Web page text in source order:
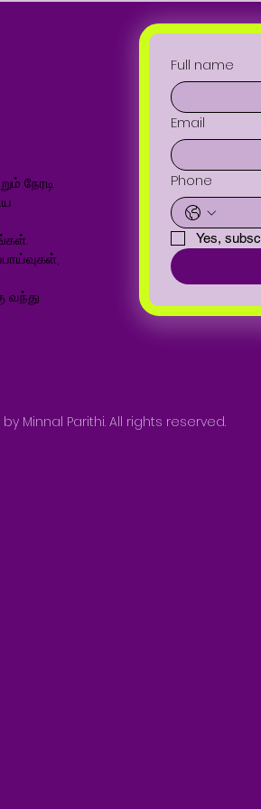
நேரடி
வந்து
Full name
Email
Phone
Yes,
Minnal Parithi. All rights reserved.